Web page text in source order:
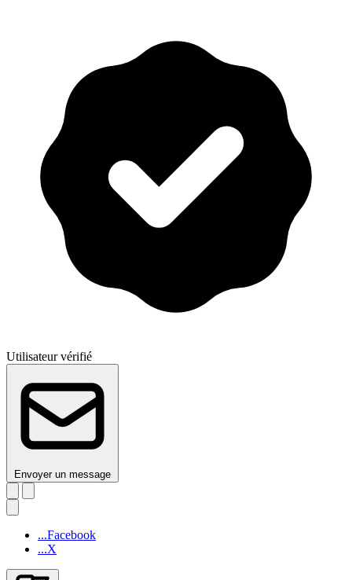
Utilisateur vérifié
Envoyer un message
...Facebook
...X